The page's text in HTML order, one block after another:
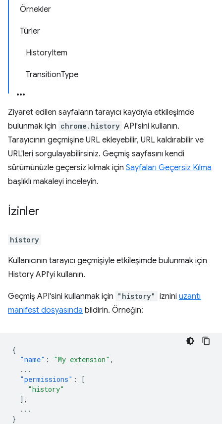
Örnekler
Türler
HistoryItem
TransitionType
Ziyaret edilen sayfaların tarayıcı kaydıyla etkileşimde
bulunmak için chrome.history API'sini kullanın.
Tarayıcının geçmişine URL ekleyebilir, URL kaldırabilir ve
URL'leri sorgulayabilirsiniz. Geçmiş sayfasını kendi
sürümünüzle geçersiz kılmak için Sayfaları Geçersiz Kılma
başlıklı makaleyi inceleyin.
İzinler
history
Kullanıcının tarayıcı geçmişiyle etkileşimde bulunmak için
History API'yi kullanın.
Geçmiş API'sini kullanmak için "history" iznini uzantı
manifest dosyasında bildirin. Örneğin:
{
"name" : "My extension" ,
...
"permissions" :
[
"history"
],
...
}